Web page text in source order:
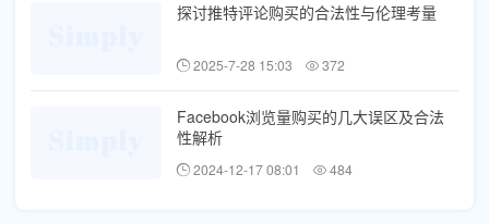
探讨推特评论购买的合法性与伦理考量
2025-7-28 15:03 372
Facebook浏览量购买的几大误区及合法
性解析
2024-12-17 08:01 484